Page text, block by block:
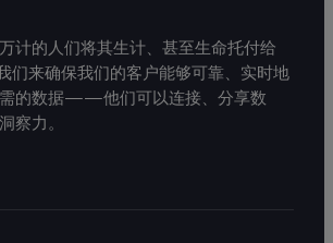
计的人们将其生计、甚至生命托付给
们来确保我们的客户能够可靠、实时地
的数据——他们可以连接、分享数
察力。